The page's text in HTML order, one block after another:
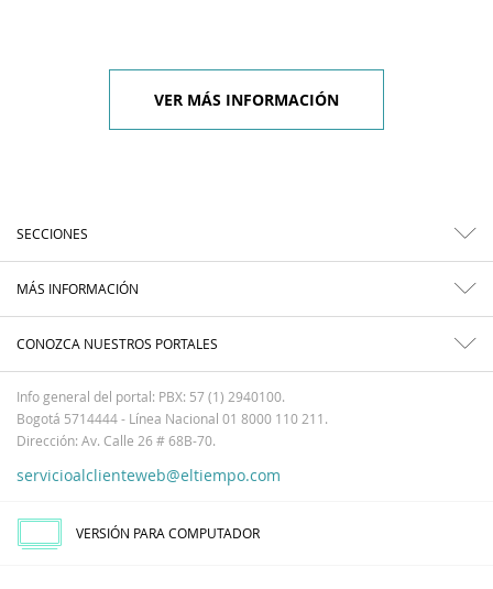
VER MÁS INFORMACIÓN
SECCIONES
MÁS INFORMACIÓN
CONOZCA NUESTROS PORTALES
Info general del portal: PBX: 57 (1) 2940100.
Bogotá 5714444 - Línea Nacional 01 8000 110 211.
Dirección: Av. Calle 26 # 68B-70.
servicioalclienteweb@eltiempo.com
VERSIÓN PARA COMPUTADOR